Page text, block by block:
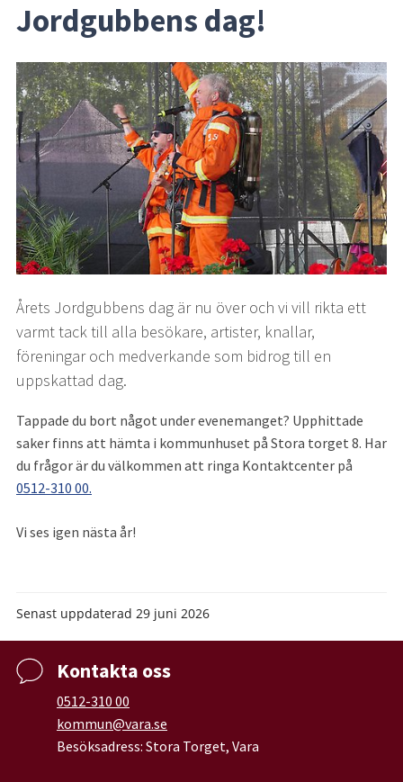
Jordgubbens dag!
Årets Jordgubbens dag är nu över och vi vill rikta ett
varmt tack till alla besökare, artister, knallar,
föreningar och medverkande som bidrog till en
uppskattad dag.
Tappade du bort något under evenemanget? Upphittade
saker finns att hämta i kommunhuset på Stora torget 8. Har
0512-310 00.
Vi ses igen nästa år!
Senast uppdaterad 29 juni 2026
Kontakta oss
0512-310 00
kommun@vara.se
Besöksadress: Stora Torget, Vara